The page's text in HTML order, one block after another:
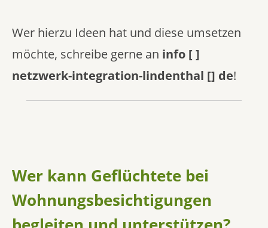
Wer hierzu Ideen hat und diese umsetzen
möchte, schreibe gerne an info [ ]
netzwerk-integration-lindenthal [] de!
Wer kann Geflüchtete bei
Wohnungsbesichtigungen